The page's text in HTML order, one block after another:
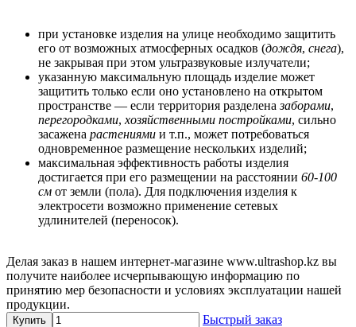
при установке изделия на улице необходимо защитить
его от возможных атмосферных осадков (дождя, снега),
не закрывая при этом ультразвуковые излучатели;
указанную максимальную площадь изделие может
защитить только если оно установлено на открытом
пространстве — если территория разделеназаборами,
перегородками, хозяйственными постройками, сильно
засажена растениями и т.п., может потребоваться
одновременное размещение нескольких изделий;
максимальная эффективность работы изделия
достигается при его размещении на расстоянии 60-100
см от земли (пола). Для подключения изделия к
электросети возможно применение сетевых
удлинителей (переносок).
Делая заказ в нашем интернет-магазине www.ultrashop.kz вы
получите наиболее исчерпывающую информацию по
принятию мер безопасности и условиях эксплуатации нашей
продукции.
Купить Быстрый заказ